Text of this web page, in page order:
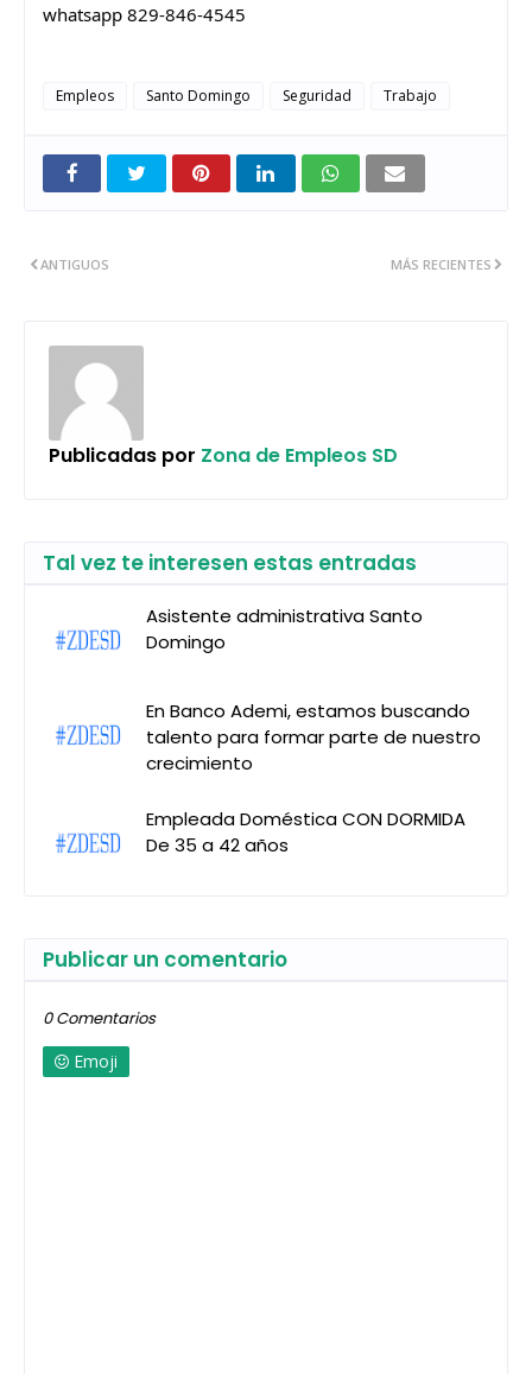
whatsapp 829-846-4545
Empleos Santo Domingo Seguridad Trabajo
MÁS RECIENTES
ANTIGUOS
Publicadas por Zona de Empleos SD
Tal vez te interesen estas entradas
Asistente administrativa Santo
Domingo
En Banco Ademi, estamos buscando
talento para formar parte de nuestro
crecimiento
Empleada Doméstica CON DORMIDA
De 35 a 42 años
Publicar un comentario
0 Comentarios
Emoji